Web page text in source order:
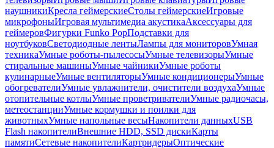
наушникиКресла геймерскиеСтолы геймерскиеИгровые
микрофоныИгровая мультимедиа акустикаАксессуары для
геймеровФигурки Funko PopПодставки для
ноутбуковСветодиодные лентыЛампы для мониторовУмная
техникаУмные роботы-пылесосыУмные телевизорыУмные
стиральные машиныУмные чайникиУмные роботы
кулинарныеУмные вентиляторыУмные кондиционерыУмные
обогревателиУмные увлажнители, очистители воздухаУмные
отопительные котлыУмные проветривателиУмные радиочасы,
метеостанцииУмные кормушки и поилки для
животныхУмные напольные весыНакопители данныхUSB
Flash накопителиВнешние HDD, SSD дискиКарты
памятиСетевые накопителиКартридерыОптические